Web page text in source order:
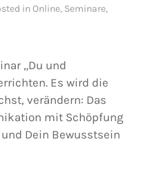
inOnline, Seminare,
„Du und
Es wird die
verändern: Das
mit Schöpfung
Dein Bewusstsein